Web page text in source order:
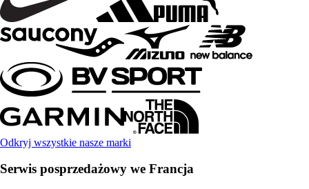
Odkryj wszystkie nasze marki
Serwis posprzedażowy we Francja